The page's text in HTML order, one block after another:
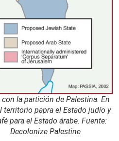
con la partición de Palestina. En
territorio papra el Estado judío y
para el Estado árabe. Fuente:
Decolonize Palestine